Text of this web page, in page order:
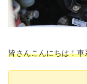
皆さんこんにちは！